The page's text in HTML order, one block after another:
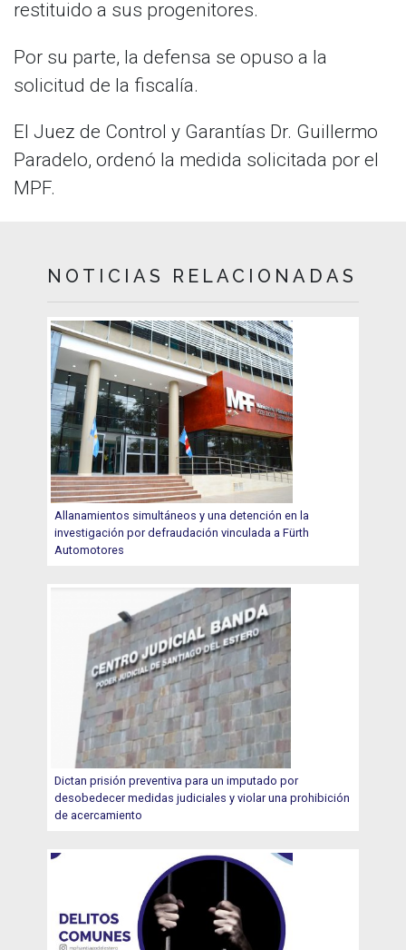
restituido a sus progenitores.
Por su parte, la defensa se opuso a la
solicitud de la fiscalía.
El Juez de Control y Garantías Dr. Guillermo
Paradelo, ordenó la medida solicitada por el
MPF.
NOTICIAS RELACIONADAS
Allanamientos simultáneos y una detención en la
investigación por defraudación vinculada a Fürth
Automotores
Dictan prisión preventiva para un imputado por
desobedecer medidas judiciales y violar una prohibición
de acercamiento